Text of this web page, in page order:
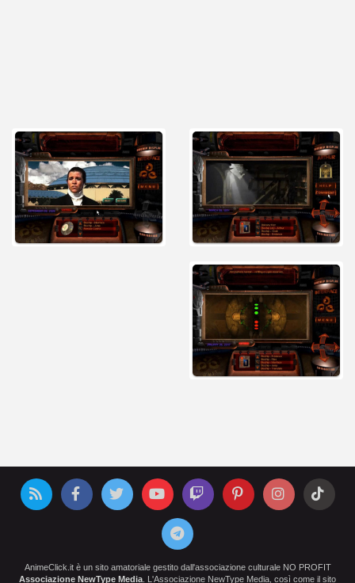
AnimeClick.it è un sito amatoriale gestito dall'associazione culturale NO PROFIT
Associazione NewType Media . L'Associazione NewType Media, così come il sito